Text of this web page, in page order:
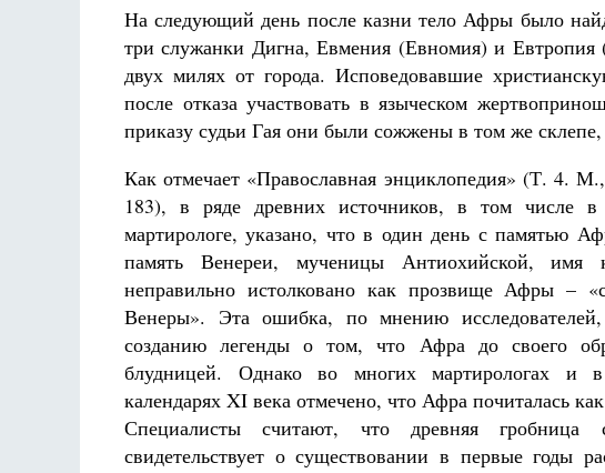
На следующий день после казни тело Афры было
три служанки Дигна, Евмения (Евномия) и Евтропия
двух милях от города. Исповедовавшие
после отказа участвовать в языческом
приказу судьи Гая они были сожжены в том же
Как отмечает «Православная энциклопедия» (Т. 4.
183), в ряде древних источников, в том числе в
мартирологе, указано, что в один день с памятью
память Венереи, мученицы Антиохийской, имя
неправильно истолковано как прозвище Афры –
Венеры». Эта ошибка, по мнению
созданию легенды о том, что Афра до своего
блудницей. Однако во многих мартирологах и в
календарях XI века отмечено, что Афра почиталась
Специалисты считают, что древняя гробница
свидетельствует о существовании в первые годы